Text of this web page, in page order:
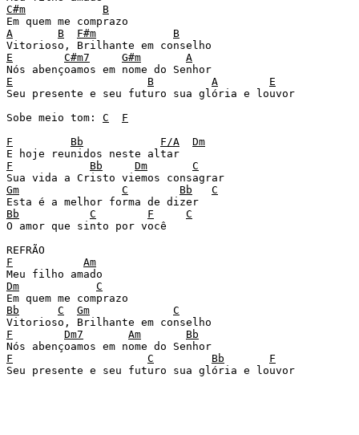
C#m
B
A
B F#m
B
E
C#m7 G#m
A
E
B A
E
Seu presente e seu futuro sua glória e louvor
Sobe meio tom: C
F
F
Bb F/A
Dm
F
Bb Dm
C
Gm
C Bb
C
Bb
C F
C
O amor que sinto por você
F
Am
Dm
C
Bb
C Gm
C
F
Dm7 Am
Bb
F
C Bb
F
Seu presente e seu futuro sua glória e louvor